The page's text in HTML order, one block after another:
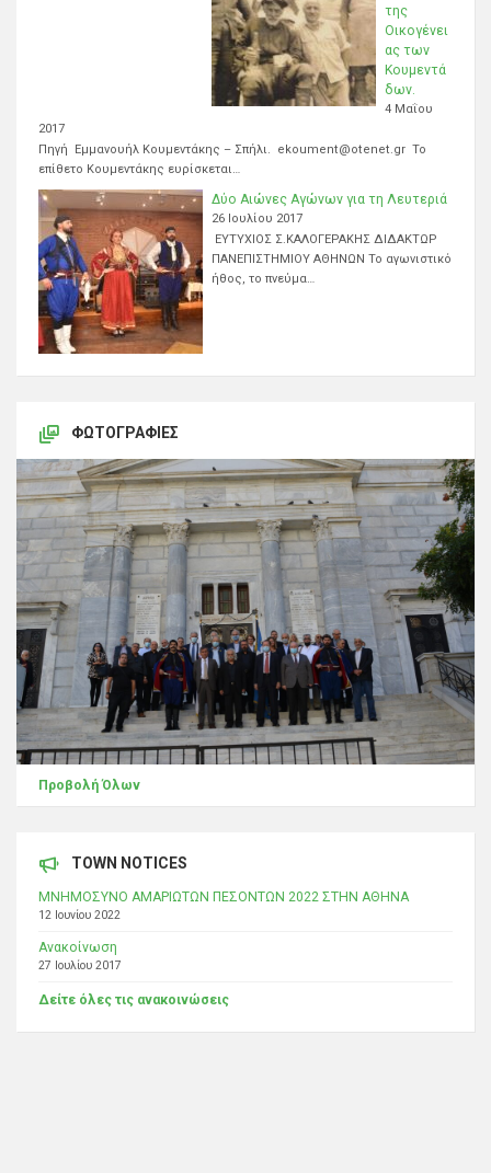
της
Οικογένει
ας των
Κουμεντά
δων.
4 Μαΐου
2017
Πηγή Εμμανουήλ Κουμεντάκης – Σπήλι. ekoument@otenet.gr Το
επίθετο Κουμεντάκης ευρίσκεται…
Δύο Αιώνες Αγώνων για τη Λευτεριά
26 Ιουλίου 2017
ΕΥΤΥΧΙΟΣ Σ.ΚΑΛΟΓΕΡΑΚΗΣ ΔΙΔΑΚΤΩΡ
ΠΑΝΕΠΙΣΤΗΜΙΟΥ ΑΘΗΝΩΝ Το αγωνιστικό
ήθος, το πνεύμα…
ΦΩΤΟΓΡΑΦΊΕΣ
Προβολή Όλων
TOWN NOTICES
ΜΝΗΜΟΣΥΝΟ ΑΜΑΡΙΩΤΩΝ ΠΕΣΟΝΤΩΝ 2022 ΣΤΗΝ ΑΘΗΝΑ
12 Ιουνίου 2022
Ανακοίνωση
27 Ιουλίου 2017
Δείτε όλες τις ανακοινώσεις